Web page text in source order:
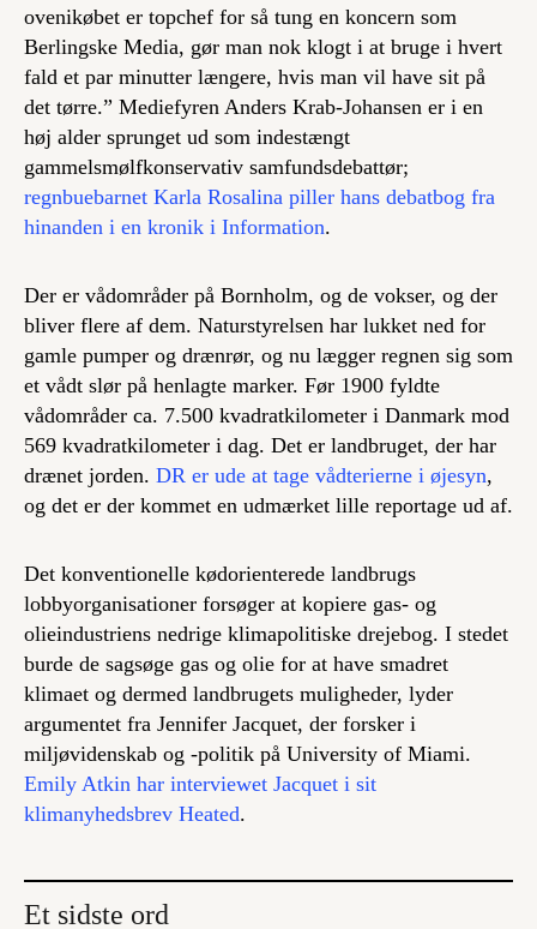
ovenikøbet er topchef for så tung en koncern som
Berlingske Media, gør man nok klogt i at bruge i hvert
fald et par minutter længere, hvis man vil have sit på
det tørre.” Mediefyren Anders Krab-Johansen er i en
høj alder sprunget ud som indestængt
gammelsmølfkonservativ samfundsdebattør;
regnbuebarnet Karla Rosalina piller hans debatbog fra
hinanden i en kronik i Information.
Der er vådområder på Bornholm, og de vokser, og der
bliver flere af dem. Naturstyrelsen har lukket ned for
gamle pumper og drænrør, og nu lægger regnen sig som
et vådt slør på henlagte marker. Før 1900 fyldte
vådområder ca. 7.500 kvadratkilometer i Danmark mod
569 kvadratkilometer i dag. Det er landbruget, der har
drænet jorden. DR er ude at tage vådterierne i øjesyn,
og det er der kommet en udmærket lille reportage ud af.
Det konventionelle kødorienterede landbrugs
lobbyorganisationer forsøger at kopiere gas- og
olieindustriens nedrige klimapolitiske drejebog. I stedet
burde de sagsøge gas og olie for at have smadret
klimaet og dermed landbrugets muligheder, lyder
argumentet fra Jennifer Jacquet, der forsker i
miljøvidenskab og -politik på University of Miami.
Emily Atkin har interviewet Jacquet i sit
klimanyhedsbrev Heated.
Et sidste ord